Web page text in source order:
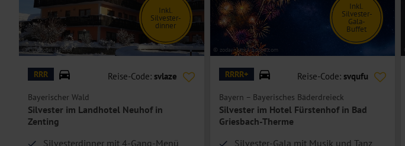
© Landhotel Neuhof
Inkl.
Silvester-
dinner
RRR Reise-Code: svlaze
Bayerischer Wald
Silvester im Landhotel Neuhof in
Zenting
Silvesterdinner mit 4-Gang-Menü
© zodar - stock.adobe.com
Inkl.
Silvester-
Gala-
Buffet
RRRR+ Reise-Code: svqufu
Bayern – Bayerisches Bäderdreieck
Silvester im Hotel Fürstenhof in Bad
Griesbach-Therme
Silvester-Gala mit Musik und Tanz